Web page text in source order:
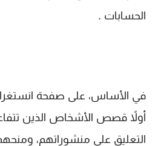
الحسابات .
في الأساس، على صفحة
أولاً قصص الأشخاص الذين
التعليق على منشوراتهم،